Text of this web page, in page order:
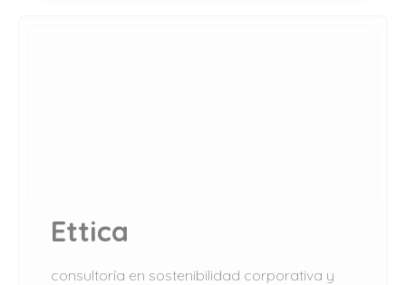
Ettica
consultoría en sostenibilidad corporativa y